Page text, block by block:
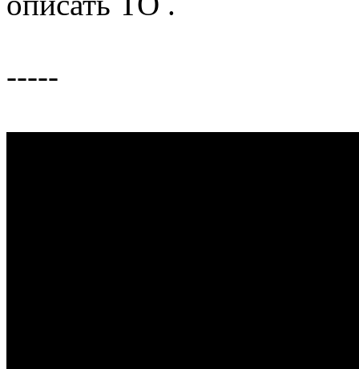
-----